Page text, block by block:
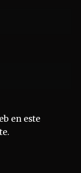
en este